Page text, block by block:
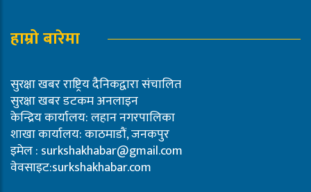
हाम्रो बारेमा
सुरक्षा खबर राष्ट्रिय दैनिकद्वारा संचालित
सुरक्षा खबर डटकम अनलाइन
केन्द्रिय कार्यालय: लहान नगरपालिका
शाखा कार्यालय: काठमाडौं, जनकपुर
इमेल : surkshakhabar@gmail.com
वेवसाइट:surkshakhabar.com